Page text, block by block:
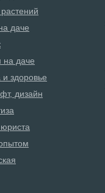
даче
на даче
и здоровье
дизайн